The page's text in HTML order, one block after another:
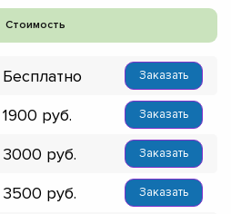
Стоимость
Бесплатно Заказать
1900 Заказать
3000 Заказать
3500 Заказать